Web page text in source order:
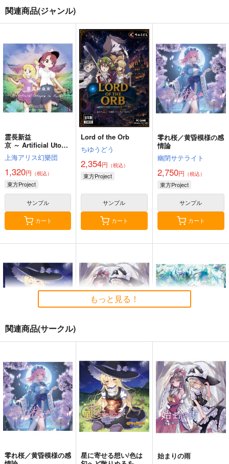
関連商品(ジャンル)
霊長新益
京 ～ Artificial Utopia
in Ruins.
上海アリス幻樂団
1,320円 （税込）
東方Project
サンプル
カート
Lord of the Orb
ちゆうどう
2,354円 （税込）
東方Project
サンプル
カート
零れ桜／黄昏模様の感
情論
幽閉サテライト
2,750円 （税込）
東方Project
サンプル
カート
匂へど散りぬるを
幽閉サテライト
2,750円（税込）
東方Project
サンプル
幽閉サテライト
2,200円（税込）
東方Project
サンプル
京 ～ Fossilized Won
ders.
上海アリス幻樂団
1,760円（税込）
東方Project
サンプル
もっと見る！
関連商品(サークル)
零れ桜／黄昏模様の感
星に寄せる想い/色は
始まりの雨